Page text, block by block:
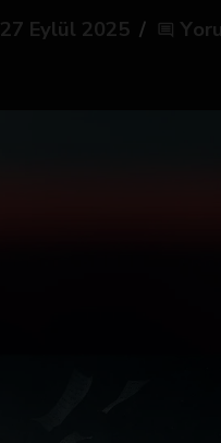
27 Eylül 2025 comment